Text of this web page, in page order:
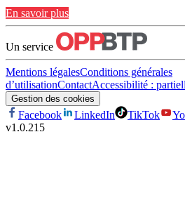
En savoir plus
Un service
Mentions légalesConditions générales
d’utilisationContactAccessibilité :
Gestion des cookies
Facebook LinkedIn TikTok
v1.0.215